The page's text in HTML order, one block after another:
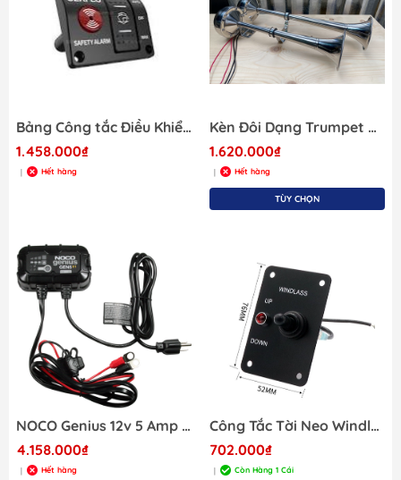
Bảng Công tắc Điều Khiển 12V, 20A Cho Bơm Nước Lườn
1.458.000₫
| Hết hàng
Kèn Đôi Dạng Trumpet Cho tàu Cano, Chất Liệu Inox 304 , Kích Thước 390/475mm , Điện Áp 12/24V tùy chọn
1.620.000₫
| Hết hàng
TÙY CHỌN
NOCO Genius 12v 5 Amp Sạc Điện Ắc Quy Hàng Hải
4.158.000₫
| Hết hàng
Công Tắc Tời Neo Windlass (ON) OFF (ON), Mã S55204
702.000₫
| Còn Hàng 1 Cái